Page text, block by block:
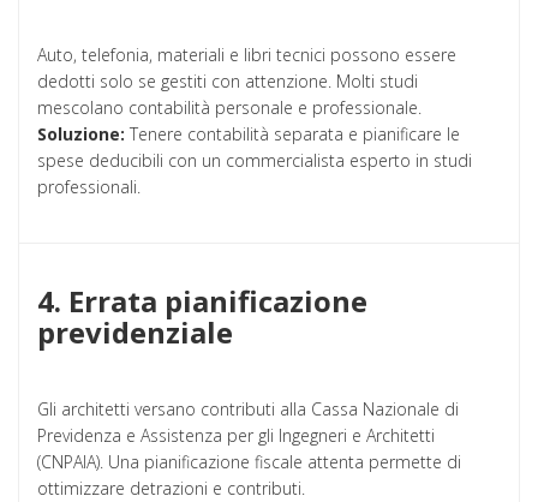
Auto, telefonia, materiali e libri tecnici possono essere
dedotti solo se gestiti con attenzione. Molti studi
mescolano contabilità personale e professionale.
Soluzione: Tenere contabilità separata e pianificare le
spese deducibili con un commercialista esperto in studi
professionali.
4. Errata pianificazione
previdenziale
Gli architetti versano contributi alla Cassa Nazionale di
Previdenza e Assistenza per gli Ingegneri e Architetti
(CNPAIA). Una pianificazione fiscale attenta permette di
ottimizzare detrazioni e contributi.